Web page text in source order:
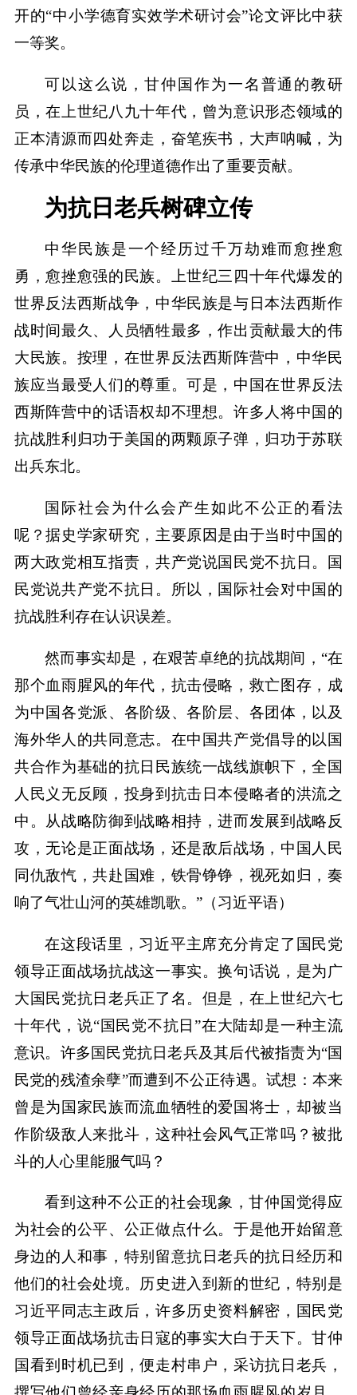
开的“中小学德育实效学术研讨会”论文评比中获
一等奖。
可以这么说，甘仲国作为一名普通的教研
员，在上世纪八九十年代，曾为意识形态领域的
正本清源而四处奔走，奋笔疾书，大声呐喊，为
传承中华民族的伦理道德作出了重要贡献。
为抗日老兵树碑立传
中华民族是一个经历过千万劫难而愈挫愈
勇，愈挫愈强的民族。上世纪三四十年代爆发的
世界反法西斯战争，中华民族是与日本法西斯作
战时间最久、人员牺牲最多，作出贡献最大的伟
大民族。按理，在世界反法西斯阵营中，中华民
族应当最受人们的尊重。可是，中国在世界反法
西斯阵营中的话语权却不理想。许多人将中国的
抗战胜利归功于美国的两颗原子弹，归功于苏联
出兵东北。
国际社会为什么会产生如此不公正的看法
呢？据史学家研究，主要原因是由于当时中国的
两大政党相互指责，共产党说国民党不抗日。国
民党说共产党不抗日。所以，国际社会对中国的
抗战胜利存在认识误差。
然而事实却是，在艰苦卓绝的抗战期间，“在
那个血雨腥风的年代，抗击侵略，救亡图存，成
为中国各党派、各阶级、各阶层、各团体，以及
海外华人的共同意志。在中国共产党倡导的以国
共合作为基础的抗日民族统一战线旗帜下，全国
人民义无反顾，投身到抗击日本侵略者的洪流之
中。从战略防御到战略相持，进而发展到战略反
攻，无论是正面战场，还是敌后战场，中国人民
同仇敌忾，共赴国难，铁骨铮铮，视死如归，奏
响了气壮山河的英雄凯歌。”（习近平语）
在这段话里，习近平主席充分肯定了国民党
领导正面战场抗战这一事实。换句话说，是为广
大国民党抗日老兵正了名。但是，在上世纪六七
十年代，说“国民党不抗日”在大陆却是一种主流
意识。许多国民党抗日老兵及其后代被指责为“国
民党的残渣余孽”而遭到不公正待遇。试想：本来
曾是为国家民族而流血牺牲的爱国将士，却被当
作阶级敌人来批斗，这种社会风气正常吗？被批
斗的人心里能服气吗？
看到这种不公正的社会现象，甘仲国觉得应
为社会的公平、公正做点什么。于是他开始留意
身边的人和事，特别留意抗日老兵的抗日经历和
他们的社会处境。历史进入到新的世纪，特别是
习近平同志主政后，许多历史资料解密，国民党
领导正面战场抗击日寇的事实大白于天下。甘仲
国看到时机已到，便走村串户，采访抗日老兵，